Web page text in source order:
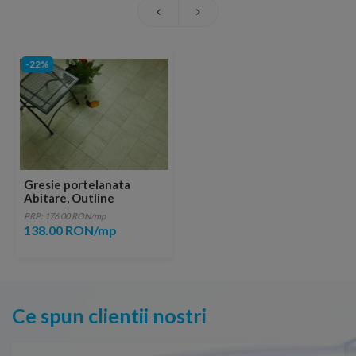
-22%
Gresie portelanata
Abitare, Outline
Quarzite 40,4x20 cm
PRP: 176.00 RON/mp
138.00 RON/mp
Ce spun clientii nostri